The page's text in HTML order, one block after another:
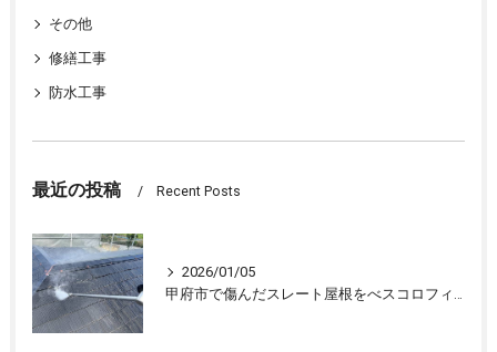
その他
修繕工事
防水工事
最近の投稿 Recent Posts
2026/01/05
甲府市で傷んだスレート屋根をべスコロフィラーを下塗りし屋根塗装しました